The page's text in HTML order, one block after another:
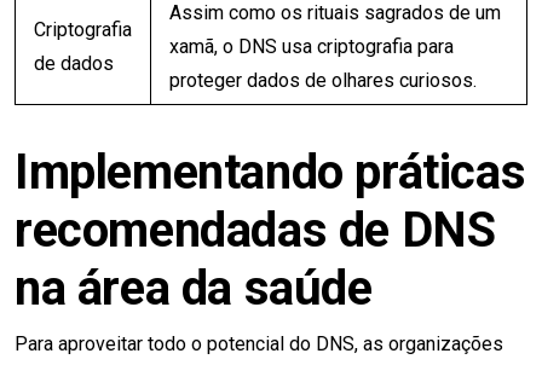
Criptografia
de dados
Assim como os rituais sagrados de um
xamã, o DNS usa criptografia para
proteger dados de olhares curiosos.
Implementando práticas
recomendadas de DNS
na área da saúde
Para aproveitar todo o potencial do DNS, as organizações